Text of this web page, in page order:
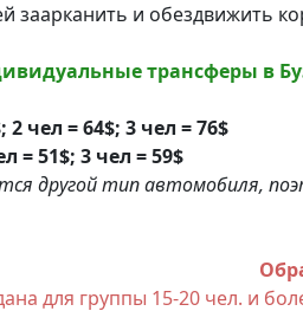
заарканить и обездвижить
трансферы в
2 чел = 64$; 3 чел = 76$
= 51$; 3 чел = 59$
другой тип автомобиля,
для группы 15-20 чел. и